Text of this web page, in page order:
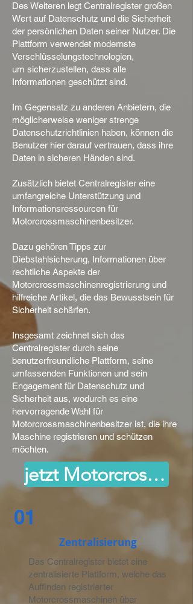
Des Weiteren legt Centralregister großen
Wert auf Datenschutz und die Sicherheit
der persönlichen Daten seiner Nutzer. Die
Plattform verwendet modernste
Verschlüsselungstechnologien,
um sicherzustellen, dass alle
Informationen geschützt sind.
Im Gegensatz zu anderen Anbietern, die
möglicherweise weniger strenge
Datenschutzrichtlinien haben, können die
Benutzer hier darauf vertrauen, dass ihre
Daten in sicheren Händen sind.
Zusätzlich bietet Centralregister eine
umfangreiche Unterstützung und
Informationsressourcen für
Motorcrossmaschinenbesitzer.
Dazu gehören Tipps zur
Diebstahlsicherung, Informationen über
rechtliche Aspekte der
Motorcrossmaschinenregistrierung und
hilfreiche Artikel, die das Bewusstsein für
Sicherheit schärfen.
Insgesamt zeichnet sich das
Centralregister durch seine
benutzerfreundliche Plattform, seine
umfassenden Funktionen und sein
Engagement für Datenschutz und
Sicherheit aus, wodurch es eine
hervorragende Wahl für
Motorcrossmaschinenbesitzer ist, die ihre
Maschine registrieren und schützen
möchten.
jetzt Motorcrossmaschine registrieren
01
Zentralisierung
Das Centralregister bietet eine
zentralisierte Plattform, welche das
Auffinden registrierter
Motorcrossmaschinen über